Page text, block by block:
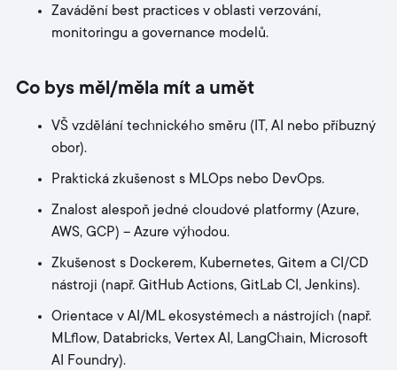
Zavádění best practices v oblasti verzování,
monitoringu a governance modelů.
Co bys měl/měla mít a umět
VŠ vzdělání technického směru (IT, AI nebo příbuzný
obor).
Praktická zkušenost s MLOps nebo DevOps.
Znalost alespoň jedné cloudové platformy (Azure,
AWS, GCP) – Azure výhodou.
Zkušenost s Dockerem, Kubernetes, Gitem a CI/CD
nástroji (např. GitHub Actions, GitLab CI, Jenkins).
Orientace v AI/ML ekosystémech a nástrojích (např.
MLflow, Databricks, Vertex AI, LangChain, Microsoft
AI Foundry).